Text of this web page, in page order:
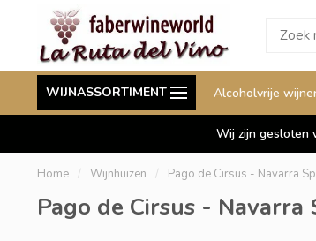
WIJNASSORTIMENT Alcoholvrije
Wij leveren ook aan België
Duitsland en Luxemburg
Wij zijn gesloten
Home / Wijnhuizen / Pago de Cirsus - Navarra
Pago de Cirsus - Navarra